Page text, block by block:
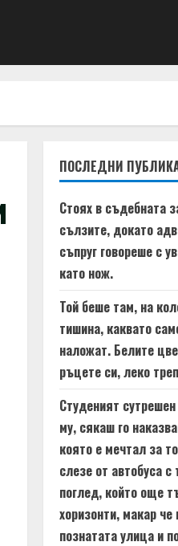
ПОСЛЕДНИ
Стоях в съдебната
сълзите, докато
съпруг говореше с
като нож.
Той беше там, на
тишина, каквато
наложат. Белите
ръцете си, леко
Студеният
му, сякаш го
която е мечтал за
слезе от автобуса
поглед, който още
хоризонти, макар
познатата улица и